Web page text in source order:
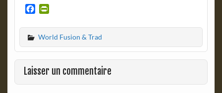
c
e
b
o
o
k
i
n
t
F
r
e
World Fusion & Trad
Laisser un commentaire